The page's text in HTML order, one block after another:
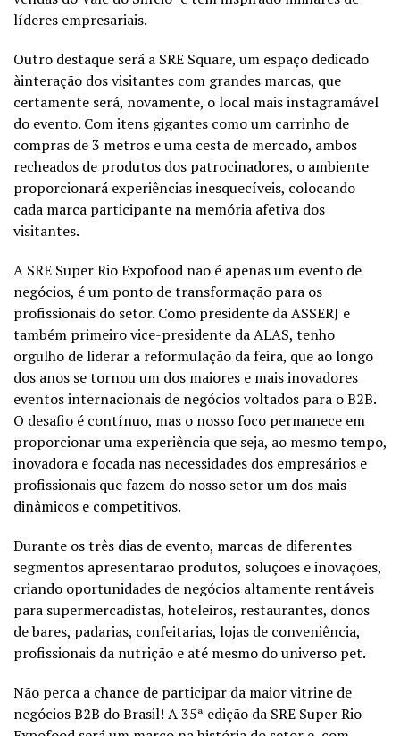
líderes empresariais.
Outro destaque será a SRE Square, um espaço dedicado
àinteração dos visitantes com grandes marcas, que
certamente será, novamente, o local maisinstagramável
do evento. Com itens gigantes como um carrinho de
compras de 3 metros e uma cesta de mercado, ambos
recheados de produtos dos patrocinadores, o ambiente
proporcionará experiências inesquecíveis, colocando
cada marca participante na memória afetiva dos
visitantes.
A SRE Super RioExpofood não é apenas um evento de
negócios, é um ponto de transformação para os
profissionais do setor. Como presidente da ASSERJ e
também primeiro vice-presidente da ALAS, tenho
orgulho de liderar a reformulação da feira, que ao longo
dos anos se tornou um dos maiores e mais inovadores
eventos internacionais de negócios voltados para o B2B.
O desafio é contínuo, mas o nosso foco permanece em
proporcionar uma experiência que seja, ao mesmo tempo,
inovadora e focada nas necessidades dos empresários e
profissionais que fazem do nosso setor um dos mais
dinâmicos e competitivos.
Durante os três dias de evento, marcas de diferentes
segmentos apresentarão produtos, soluções e inovações,
criando oportunidades de negócios altamente rentáveis
para supermercadistas, hoteleiros, restaurantes, donos
de bares, padarias, confeitarias, lojas de conveniência,
profissionais da nutrição e até mesmo do universo pet.
Não perca a chance de participar da maior vitrine de
negócios B2B do Brasil! A 35ª edição da SRE Super Rio